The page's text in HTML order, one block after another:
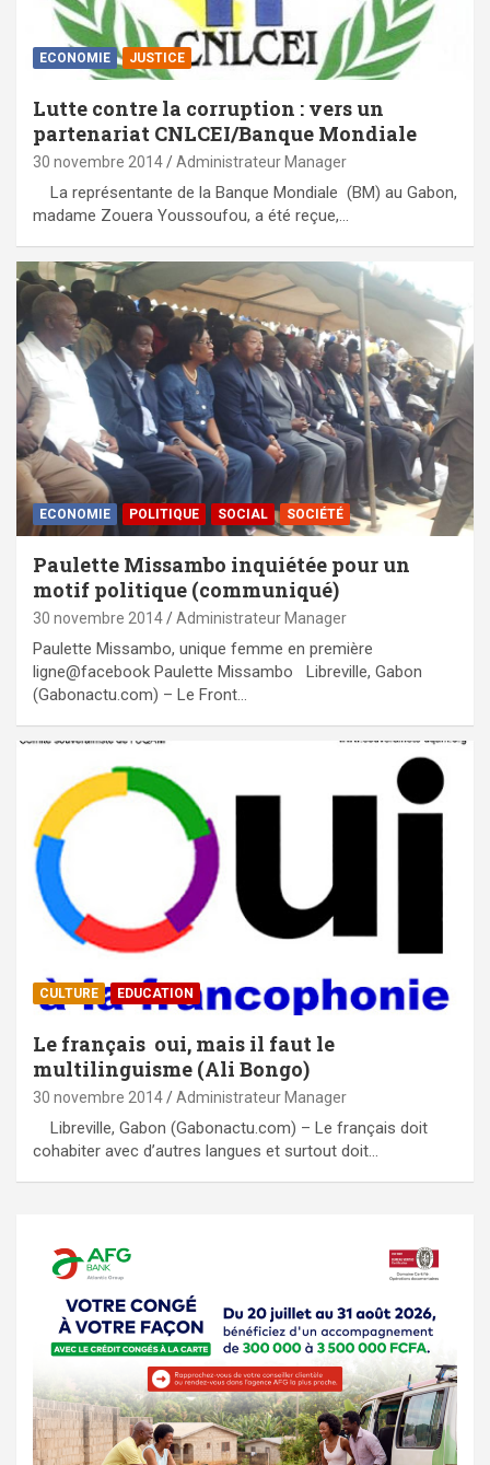
ECONOMIE JUSTICE
Lutte contre la corruption : vers un
partenariat CNLCEI/Banque Mondiale
30 novembre 2014 Administrateur Manager
La représentante de la Banque Mondiale (BM) au Gabon,
madame Zouera Youssoufou, a été reçue,…
ECONOMIE POLITIQUE SOCIAL SOCIÉTÉ
Paulette Missambo inquiétée pour un
motif politique (communiqué)
30 novembre 2014 Administrateur Manager
Paulette Missambo, unique femme en première
ligne@facebook Paulette Missambo Libreville, Gabon
(Gabonactu.com) – Le Front…
CULTURE EDUCATION
Le français oui, mais il faut le
multilinguisme (Ali Bongo)
30 novembre 2014 Administrateur Manager
Libreville, Gabon (Gabonactu.com) – Le français doit
cohabiter avec d’autres langues et surtout doit…